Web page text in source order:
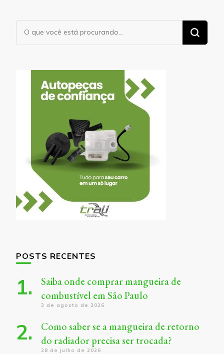
Procurando
POSTS RECENTES
Saiba onde comprar mangueira de
combustível em São Paulo
3 de agosto de 2026
Como saber se a mangueira de retorno
do radiador precisa ser trocada?
28 de julho de 2026